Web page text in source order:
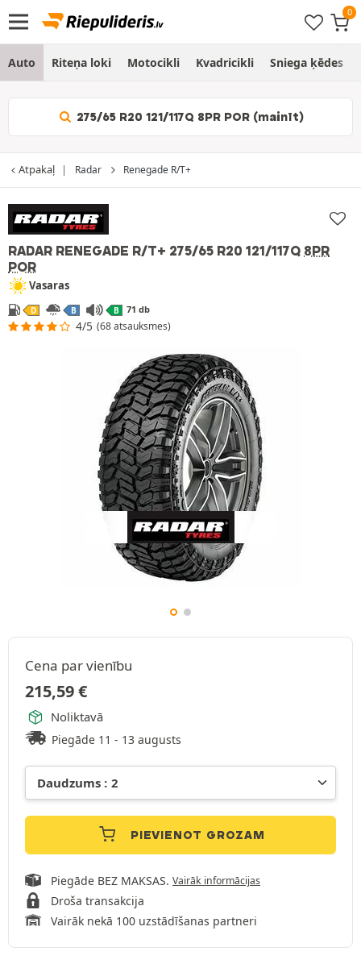
Auto Riteņa loki Motocikli Kvadricikli Sniega ķēdes
275/65 R20 121/117Q 8PR POR (mainīt)
Atpakaļ Radar Renegade R/T+
RADAR RENEGADE R/T+ 275/65 R20 121/117Q 8PR
POR
Vasaras
D B B 71 db
4/5 (68 atsauksmes)
Cena par vienību
215,59€
Noliktavā
Piegāde 11 - 13 augusts
PIEVIENOT GROZAM
Piegāde BEZ MAKSAS. Vairāk informācijas
Droša transakcija
Vairāk nekā 100 uzstādīšanas partneri